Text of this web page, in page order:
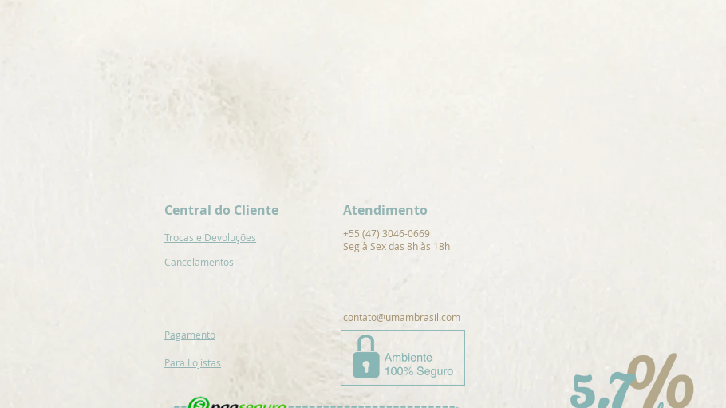
Trocas e Devoluções
Cancelamentos
Central do Cliente Atendimento
+55 (47) 3046-0669
Seg à Sex das 8h às 18h
contato@umambrasil.com
Pagamento
Para Lojistas